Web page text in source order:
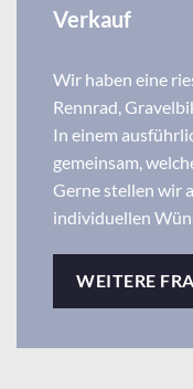
Verkauf
Wir haben eine
Rennrad,
In einem
gemeinsam,
Gerne stellen wir
individuellen
WEITERE